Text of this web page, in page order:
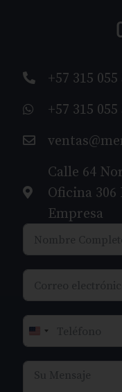
+57 315 055
+57 315 055
Calle 64
Oficina
Empresa
United States +1